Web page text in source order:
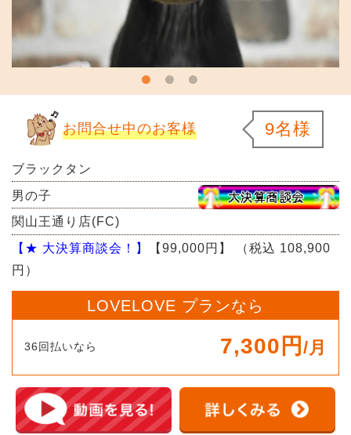
お問合せ中のお客様 9名様
ブラックタン
男の子
関山王通り店(FC)
【★ 大決算商談会！】
【99,000円】
（税込 108,900
円）
LOVELOVE プランなら
36回払いなら 7,300円 /月